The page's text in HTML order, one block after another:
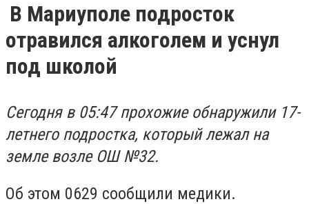
В Мариуполе подросток
отравился алкоголем и уснул
под школой
Сегодня в 05:47 прохожие обнаружили 17-
летнего подростка, который лежал на
земле возле ОШ №32.
Об этом 0629 сообщили медики.